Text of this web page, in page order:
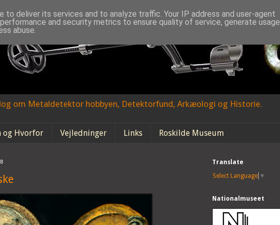
om Metaldetektor hobbyen, Detektorfund, Arkæologi og Historie.
og Hvorfor Vejledninger Links Roskilde Museum
Translate
Select Language ▼
Nationalmuseet
to deliver its services and to analyze traffic. Your IP address and user-agent
and security metrics to ensure quality of service, generate usage
abuse.